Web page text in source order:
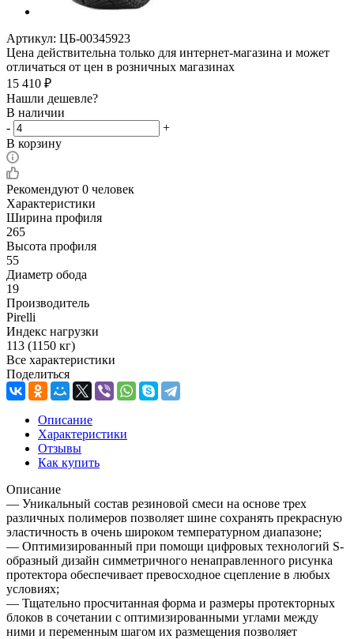
Артикул: ЦБ-00345923
Цена действительна только для интернет-магазина и может
отличаться от цен в розничных магазинах
15 410 ₽
Нашли дешевле?
В наличии
-
+
В корзину
Рекомендуют 0 человек
Характеристики
Ширина профиля
265
Высота профиля
55
Диаметр обода
19
Производитель
Pirelli
Индекс нагрузки
113 (1150 кг)
Все характеристики
Поделиться
Описание
Характеристики
Отзывы
Как купить
Описание
— Уникальный состав резиновой смеси на основе трех
различных полимеров позволяет шине сохранять прекрасную
эластичность в очень широком температурном диапазоне;
— Оптимизированный при помощи цифровых технологий S-
образный дизайн симметричного ненаправленного рисунка
протектора обеспечивает превосходное сцепление в любых
условиях;
— Тщательно просчитанная форма и размеры протекторных
блоков в сочетании с оптимизированными углами между
ними и переменным шагом их размещения позволяет